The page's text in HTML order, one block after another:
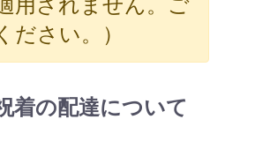
ださい。）
着の配達について